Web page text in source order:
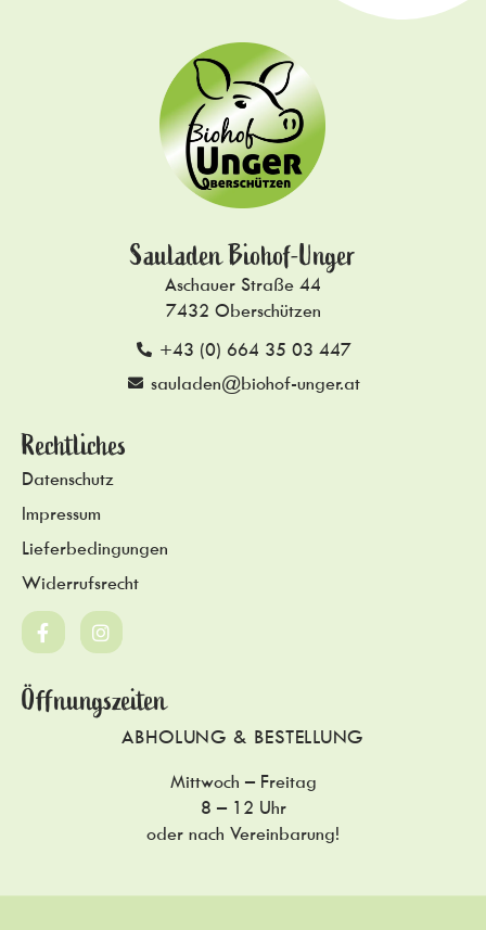
Sauladen Biohof-Unger
Aschauer Straße 44
7432 Oberschützen
+43 (0) 664 35 03 447
sauladen@biohof-unger.at
Rechtliches
Datenschutz
Impressum
Lieferbedingungen
Widerrufsrecht
Öffnungszeiten
ABHOLUNG & BESTELLUNG
Mittwoch – Freitag
8 – 12 Uhr
oder nach Vereinbarung!